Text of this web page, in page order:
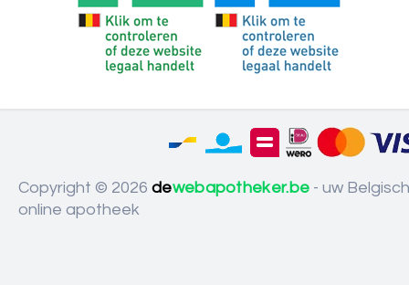
Copyright © 2026 dewebapotheker.be - uw
online apotheek